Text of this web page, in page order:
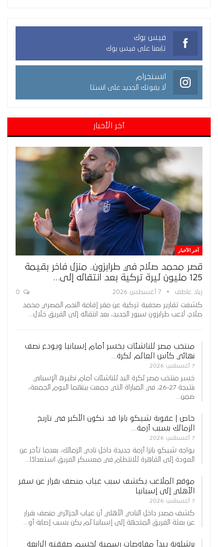
فيس بوك
تابعنا على فيس بوك
انستجرام
لا يفوتك الجديد على انستا
آخر الأخبار
آخر الأخبار
قصر محمد صلاح في طرابزون.. منزل فاخر بقيمة
125 مليون ليرة تركية بعد انتقاله إلى…
زياد عاطف 7 أغسطس 2026
كشفت تقارير صحفية تركية عن مقر إقامة النجم المصري محمد
صلاح، لاعب طرابزون سبور الجديد، بعد انتقاله إلى الفريق خلال…
منتخب مصر للناشئات يخسر أمام إسبانيا ويودع نصف
نهائي كأس العالم لكرة…
7 أغسطس 2026
خسر منتخب مصر لكرة اليد للناشئات أمام نظيره الإسباني
بنتيجة 27-26، في المباراة التي جمعت بينهما اليوم الجمعة،
ضمن…
خاص | عقوبة شيكو بانزا قد تكون الأكبر في تاريخ
الزمالك بسبب أزمة…
7 أغسطس 2026
يواجه شيكو بانزا أزمة جديدة داخل نادي الزمالك، بعدما تأخر عن
العودة إلى القاهرة للانتظام في معسكر الفريق استعدادًا…
موقع الملاعب يكشف سبب غياب منصف بقرار عن سفر
الأهلي إلى إسبانيا
7 أغسطس 2026
كشف مصدر داخل النادي الأهلي أن غياب الجزائري منصف بقرار
عن بعثة الفريق المتجهة إلى إسبانيا لم يكن بسبب إصابة أو…
برشلونة يبدأ مفاوضات رسمية لحسم صفقته الرابعة